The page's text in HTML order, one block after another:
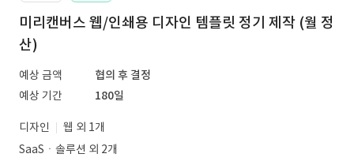
미리캔버스 웹/인쇄용 디자인 템플릿 정기 제작 (월 정
산)
예상 금액
협의 후 결정
예상 기간
180일
디자인
웹 외 1개
SaaSㆍ솔루션 외 2개